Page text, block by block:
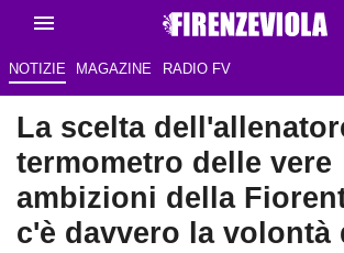
NOTIZIE MAGAZINE RADIO FV
La scelta
termometro delle vere
ambizioni della
c'è davvero la volontà